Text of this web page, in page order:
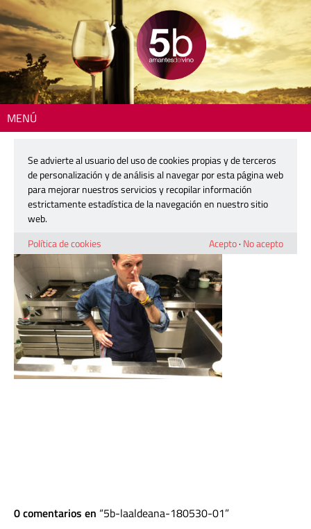
MENÚ
5b-laaldeana-180530-01
30 mayo, 2018
0 comentarios en 5b-laaldeana-180530-01
Se advierte al usuario del uso de cookies propias y de terceros
de personalización y de análisis al navegar por esta página web
para mejorar nuestros servicios y recopilar información
estrictamente estadística de la navegación en nuestro sitio
web.
Política de cookies
Acepto· No acepto